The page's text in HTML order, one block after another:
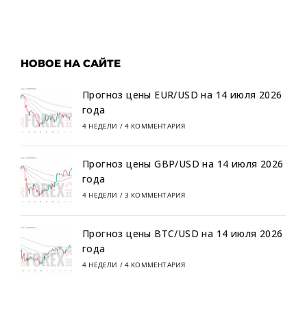
НОВОЕ НА САЙТЕ
Прогноз цены EUR/USD на 14 июля 2026
года
4 НЕДЕЛИ / 4 КОММЕНТАРИЯ
Прогноз цены GBP/USD на 14 июля 2026
года
4 НЕДЕЛИ / 3 КОММЕНТАРИЯ
Прогноз цены BTC/USD на 14 июля 2026
года
4 НЕДЕЛИ / 4 КОММЕНТАРИЯ